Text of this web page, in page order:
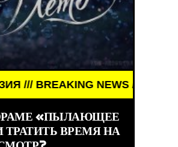
NEWS /// АЗИЯ ///
«ПЫЛАЮЩЕЕ
ТРАТИТЬ ВРЕМЯ НА